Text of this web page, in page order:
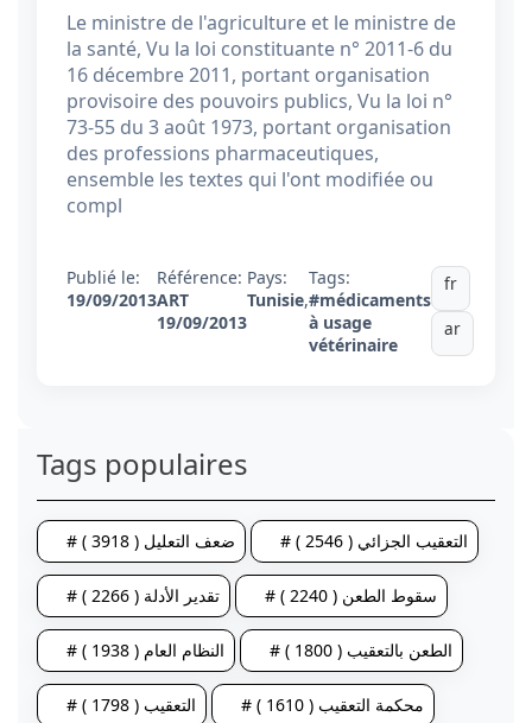
Le ministre de l'agriculture et le ministre de
la santé, Vu la loi constituante n° 2011-6 du
16 décembre 2011, portant organisation
provisoire des pouvoirs publics, Vu la loi n°
73-55 du 3 août 1973, portant organisation
des professions pharmaceutiques,
ensemble les textes qui l'ont modifiée ou
compl
Publié le:
19/09/2013
Référence:
ART
19/09/2013
Pays:
Tunisie,
Tags:
#médicaments
à usage
vétérinaire
fr
ar
Tags populaires
# ضعف التعليل ( 3918 ) # التعقيب الجزائي ( 2546 )
# تقدير الأدلة ( 2266 ) # سقوط الطعن ( 2240 )
# النظام العام ( 1938 ) # الطعن بالتعقيب ( 1800 )
# التعقيب ( 1798 ) # محكمة التعقيب ( 1610 )